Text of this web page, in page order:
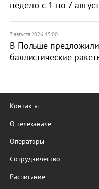
неделю с 1 по 7
7 августа 2026 15:00
В Польше предложили
баллистические
Контакты
О телеканале
Операторы
Сотрудничество
Расписание